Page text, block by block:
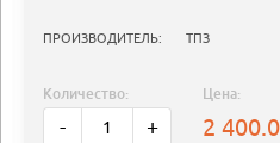
ПРОИЗВОДИТЕЛЬ: ТПЗ
Количество:
- +
Цена:
2